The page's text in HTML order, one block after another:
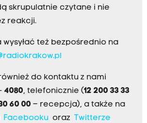
skrupulatnie czytane i nie
reakcji.
wysyłać też bezpośrednio na
do kontaktu z nami
4080, telefonicznie (12 200 33 33
60 00 – recepcja), a także na
Facebookuoraz Twitterze